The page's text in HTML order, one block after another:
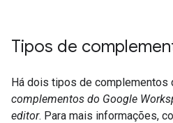
Tipos de
Há dois tipos de complementos
complementos do Google
editor. Para mais informações,